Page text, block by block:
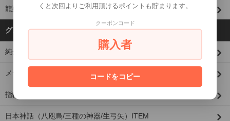
龍頭限定
グループから探す
純金(K24)×シルバーシリーズ
メディア
指輪/リング：技法/デザイン各種
日本神話（八咫烏/三種の神器/生弓矢）ITEM
くと次回よりご利用頂けるポイントも貯まります。
クーポンコード
購入者
コードをコピー